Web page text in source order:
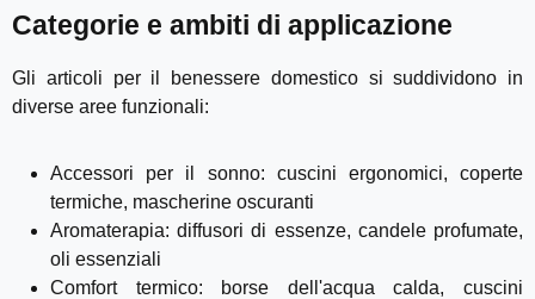
Categorie e ambiti di applicazione
Gli articoli per il benessere domestico si suddividono in
diverse aree funzionali:
Accessori per il sonno: cuscini ergonomici, coperte
termiche, mascherine oscuranti
Aromaterapia: diffusori di essenze, candele profumate,
oli essenziali
Comfort termico: borse dell'acqua calda, cuscini